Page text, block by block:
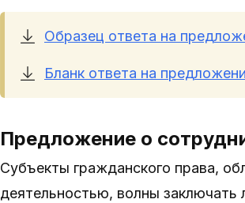
Образец ответа на
Бланк ответа на
Предложение о
Субъекты гражданского права,
деятельностью, волны